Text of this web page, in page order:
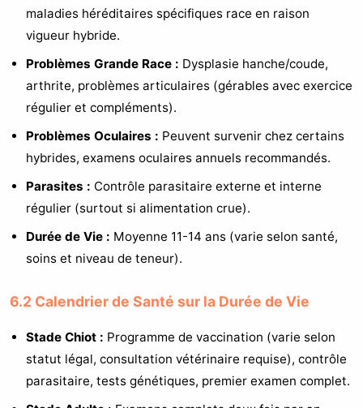
maladies héréditaires spécifiques race en raison
vigueur hybride.
Problèmes Grande Race : Dysplasie hanche/coude,
arthrite, problèmes articulaires (gérables avec exercice
régulier et compléments).
Problèmes Oculaires : Peuvent survenir chez certains
hybrides, examens oculaires annuels recommandés.
Parasites : Contrôle parasitaire externe et interne
régulier (surtout si alimentation crue).
Durée de Vie : Moyenne 11-14 ans (varie selon santé,
soins et niveau de teneur).
6.2 Calendrier de Santé sur la Durée de Vie
Stade Chiot : Programme de vaccination (varie selon
statut légal, consultation vétérinaire requise), contrôle
parasitaire, tests génétiques, premier examen complet.